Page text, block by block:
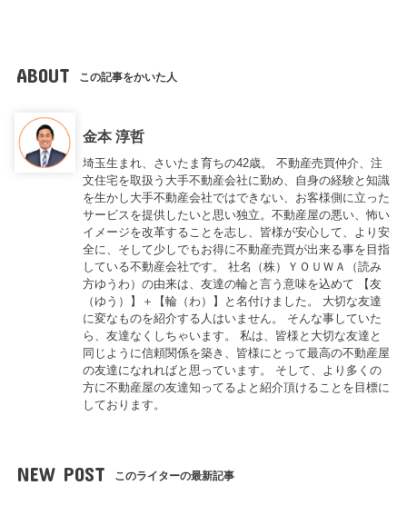
ABOUT この記事をかいた人
金本 淳哲
埼玉生まれ、さいたま育ちの42歳。 不動産売買仲介、注
文住宅を取扱う大手不動産会社に勤め、自身の経験と知識
を生かし大手不動産会社ではできない、お客様側に立った
サービスを提供したいと思い独立。不動産屋の悪い、怖い
イメージを改革することを志し、皆様が安心して、より安
全に、そして少しでもお得に不動産売買が出来る事を目指
している不動産会社です。 社名（株）ＹＯＵＷＡ（読み
方ゆうわ）の由来は、友達の輪と言う意味を込めて 【友
（ゆう）】＋【輪（わ）】と名付けました。 大切な友達
に変なものを紹介する人はいません。 そんな事していた
ら、友達なくしちゃいます。 私は、皆様と大切な友達と
同じように信頼関係を築き、皆様にとって最高の不動産屋
の友達になれればと思っています。 そして、より多くの
方に不動産屋の友達知ってるよと紹介頂けることを目標に
しております。
NEW POST このライターの最新記事